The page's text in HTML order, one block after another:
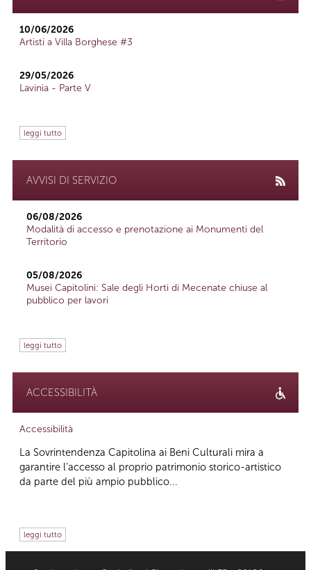
10/06/2026
Artisti a Villa Borghese #3
29/05/2026
Lavinia - Parte V
leggi tutto
AVVISI DI SERVIZIO
06/08/2026
Modalità di accesso e prenotazione ai Monumenti del
Territorio
05/08/2026
Musei Capitolini: Sale degli Horti di Mecenate chiuse al
pubblico per lavori
leggi tutto
ACCESSIBILITÀ
Accessibilità
La Sovrintendenza Capitolina ai Beni Culturali mira a
garantire l’accesso al proprio patrimonio storico-artistico
da parte del più ampio pubblico...
leggi tutto